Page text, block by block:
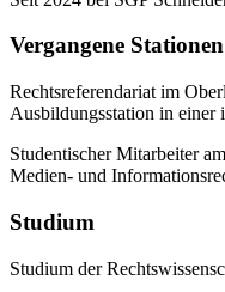
Vergangene Stationen
Rechtsreferendariat im
Ausbildungsstation in einer
Studentischer Mitarbeiter
Medien- und
Studium
Studium der